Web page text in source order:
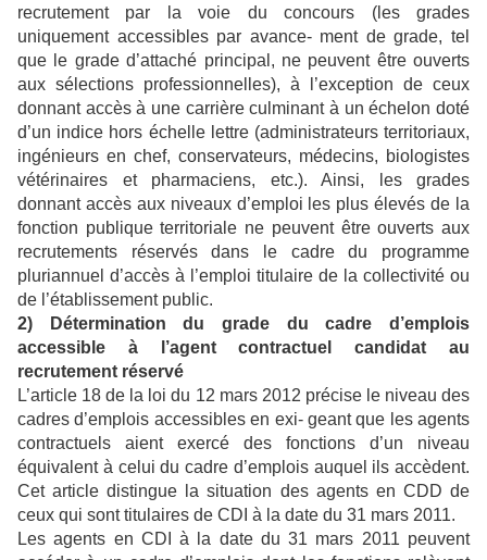
recrutement par la voie du concours (les grades
uniquement accessibles par avance- ment de grade, tel
que le grade d’attaché principal, ne peuvent être ouverts
aux sélections professionnelles), à l’exception de ceux
donnant accès à une carrière culminant à un échelon doté
d’un indice hors échelle lettre (administrateurs territoriaux,
ingénieurs en chef, conservateurs, médecins, biologistes
vétérinaires et pharmaciens, etc.). Ainsi, les grades
donnant accès aux niveaux d’emploi les plus élevés de la
fonction publique territoriale ne peuvent être ouverts aux
recrutements réservés dans le cadre du programme
pluriannuel d’accès à l’emploi titulaire de la collectivité ou
de l’établissement public.
2) Détermination du grade du cadre d’emplois
accessible à l’agent contractuel candidat au
recrutement réservé
L’article 18 de la loi du 12 mars 2012 précise le niveau des
cadres d’emplois accessibles en exi- geant que les agents
contractuels aient exercé des fonctions d’un niveau
équivalent à celui du cadre d’emplois auquel ils accèdent.
Cet article distingue la situation des agents en CDD de
ceux qui sont titulaires de CDI à la date du 31 mars 2011.
Les agents en CDI à la date du 31 mars 2011 peuvent